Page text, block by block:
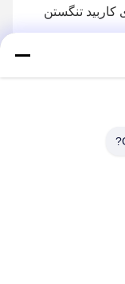
کاربید تنگستن
متخلخل YG8 پذیرفته شده